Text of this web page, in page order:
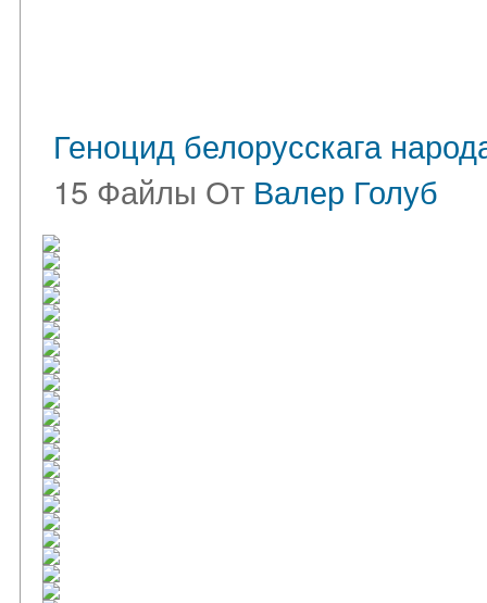
Геноцид белорусскага
15 Файлы От Валер Голуб